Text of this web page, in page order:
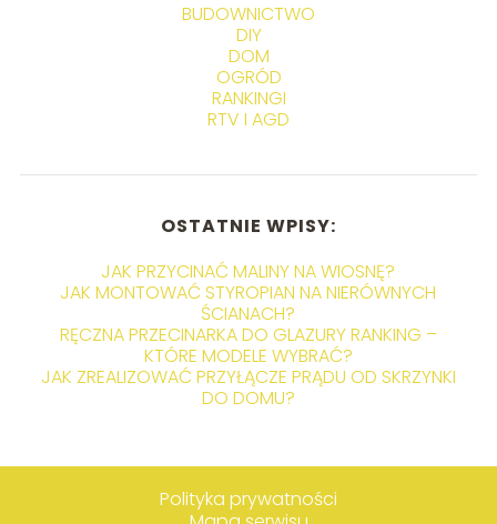
BUDOWNICTWO
DIY
DOM
OGRÓD
RANKINGI
RTV I AGD
OSTATNIE WPISY:
JAK PRZYCINAĆ MALINY NA WIOSNĘ?
JAK MONTOWAĆ STYROPIAN NA NIERÓWNYCH
ŚCIANACH?
RĘCZNA PRZECINARKA DO GLAZURY RANKING –
KTÓRE MODELE WYBRAĆ?
JAK ZREALIZOWAĆ PRZYŁĄCZE PRĄDU OD SKRZYNKI
DO DOMU?
Polityka prywatności